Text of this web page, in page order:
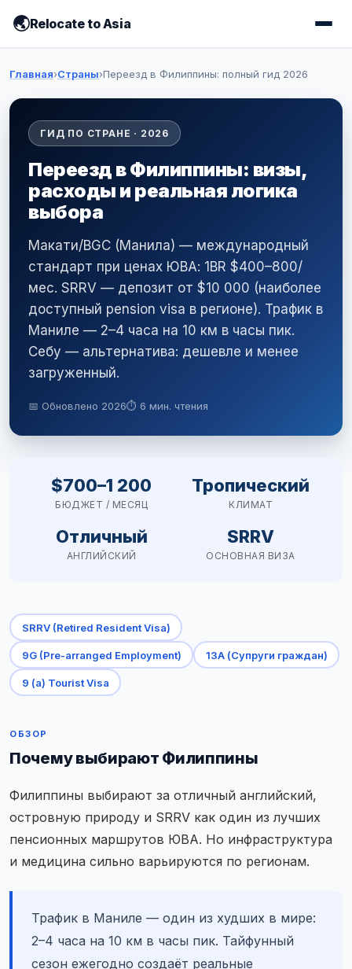
Relocate to Asia
Главная›Страны›Переезд в Филиппины: полный гид 2026
ГИД ПО СТРАНЕ · 2026
Переезд в Филиппины: визы,
расходы и реальная логика
выбора
Макати/BGC (Манила) — международный
стандарт при ценах ЮВА: 1BR $400–800/
мес. SRRV — депозит от $10 000 (наиболее
доступный pension visa в регионе). Трафик в
Маниле — 2–4 часа на 10 км в часы пик.
Себу — альтернатива: дешевле и менее
загруженный.
📅 Обновлено 2026⏱ 6 мин. чтения
$700–1 200
БЮДЖЕТ / МЕСЯЦ
Тропический
КЛИМАТ
Отличный
АНГЛИЙСКИЙ
SRRV
ОСНОВНАЯ ВИЗА
SRRV (Retired Resident Visa)
9G (Pre-arranged Employment) 13A (Супруги граждан)
9 (a) Tourist Visa
ОБЗОР
Почему выбирают Филиппины
Филиппины выбирают за отличный английский,
островную природу и SRRV как один из лучших
пенсионных маршрутов ЮВА. Но инфраструктура
и медицина сильно варьируются по регионам.
Трафик в Маниле — один из худших в мире:
2–4 часа на 10 км в часы пик. Тайфунный
сезон ежегодно создаёт реальные